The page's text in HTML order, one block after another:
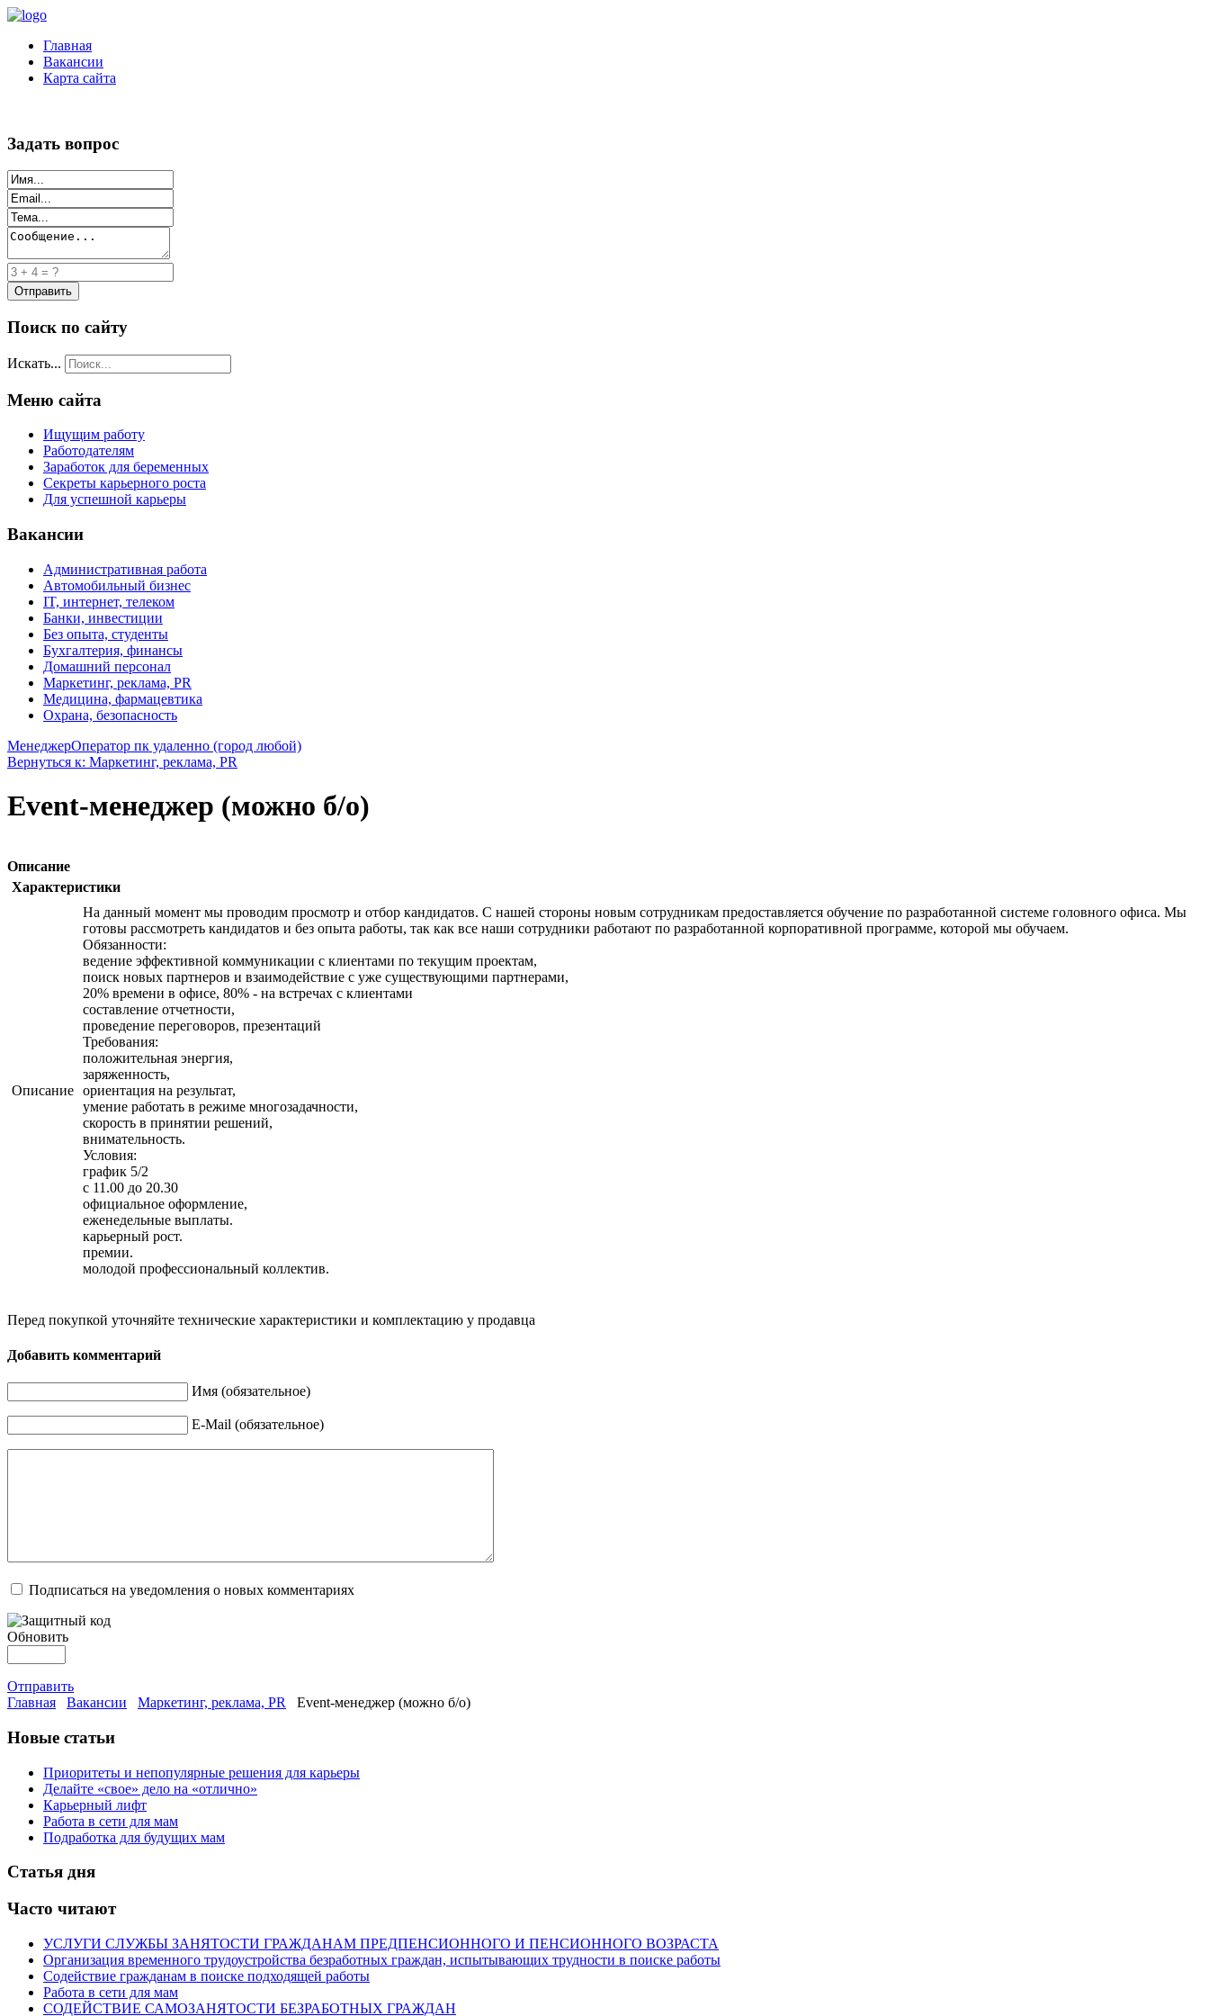
Главная
Вакансии
Карта сайта
Задать вопрос
Поиск по сайту
Искать...
Меню сайта
Ищущим работу
Работодателям
Заработок для беременных
Секреты карьерного роста
Для успешной карьеры
Вакансии
Административная работа
Автомобильный бизнес
IT, интернет, телеком
Банки, инвестиции
Без опыта, студенты
Бухгалтерия, финансы
Домашний персонал
Маркетинг, реклама, PR
Медицина, фармацевтика
Охрана, безопасность
МенеджерОператор пк удаленно (город любой)
Вернуться к: Маркетинг, реклама, PR
Event-менеджер (можно б/о)
Описание
Характеристики
Описание
На данный момент мы проводим просмотр и отбор кандидатов. С нашей стороны новым сотрудникам предоставляется обучение по разработанной системе головного офиса. Мы
готовы рассмотреть кандидатов и без опыта работы, так как все наши сотрудники работают по разработанной корпоративной программе, которой мы обучаем.
Обязанности:
ведение эффективной коммуникации с клиентами по текущим проектам,
поиск новых партнеров и взаимодействие с уже существующими партнерами,
20% времени в офисе, 80% - на встречах с клиентами
составление отчетности,
проведение переговоров, презентаций
Требования:
положительная энергия,
заряженность,
ориентация на результат,
умение работать в режиме многозадачности,
скорость в принятии решений,
внимательность.
Условия:
график 5/2
с 11.00 до 20.30
официальное оформление,
еженедельные выплаты.
карьерный рост.
премии.
молодой профессиональный коллектив.
Перед покупкой уточняйте технические характеристики и комплектацию у продавца
Добавить комментарий
Имя (обязательное)
E-Mail (обязательное)
Подписаться на уведомления о новых комментариях
Обновить
Отправить
Главная
Вакансии Маркетинг, реклама, PR Event-менеджер (можно б/о)
Новые статьи
Приоритеты и непопулярные решения для карьеры
Делайте «свое» дело на «отлично»
Карьерный лифт
Работа в сети для мам
Подработка для будущих мам
Статья дня
Часто читают
УСЛУГИ СЛУЖБЫ ЗАНЯТОСТИ ГРАЖДАНАМ ПРЕДПЕНСИОННОГО И ПЕНСИОННОГО ВОЗРАСТА
Организация временного трудоустройства безработных граждан, испытывающих трудности в поиске работы
Содействие гражданам в поиске подходящей работы
Работа в сети для мам
СОДЕЙСТВИЕ САМОЗАНЯТОСТИ БЕЗРАБОТНЫХ ГРАЖДАН